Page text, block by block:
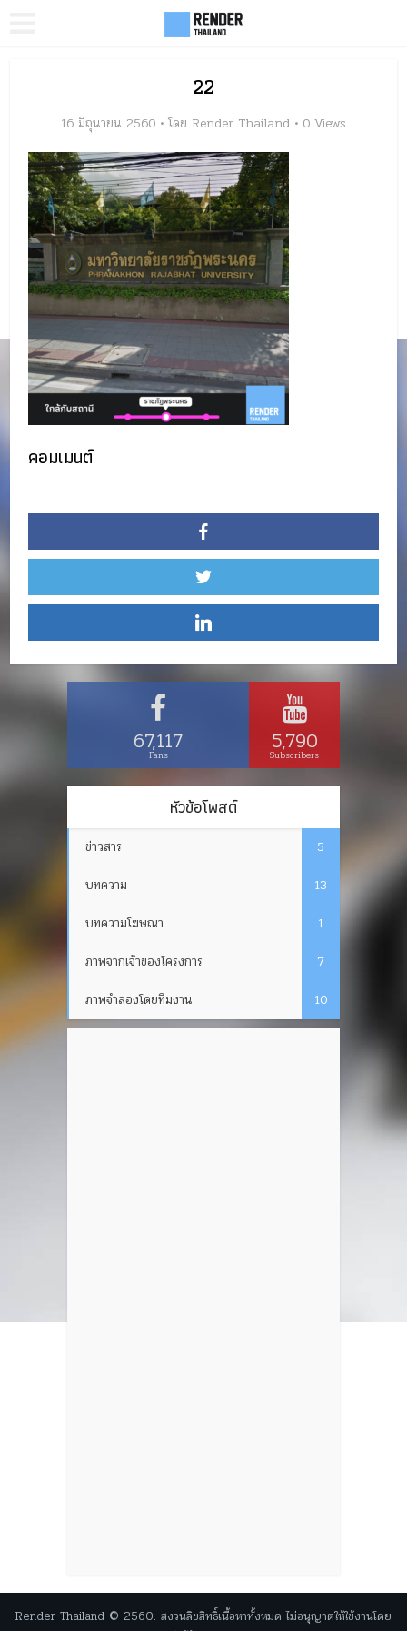
22
16 มิถุนายน 2560 โดย Render Thailand 0 Views
คอมเมนต์
67,117
Fans 5,790
Subscribers
หัวข้อโพสต์
ข่าวสาร
5
บทความ
13
บทความโฆษณา
1
ภาพจากเจ้าของโครงการ
7
ภาพจำลองโดยทีมงาน
10
Render Thailand © 2560. สงวนลิขสิทธิ์เนื้อหาทั้งหมด ไม่อนุญาตให้ใช้งานโดย